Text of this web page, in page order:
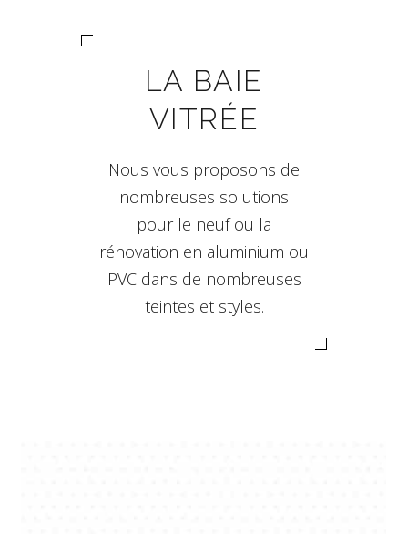
LA BAIE
VITRÉE
Nous vous proposons de
nombreuses solutions
pour le neuf ou la
rénovation en aluminium ou
PVC dans de nombreuses
teintes et styles.